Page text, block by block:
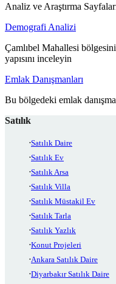
Analiz ve Araştırma
Demografi Analizi
Çamlıbel Mahallesi
yapısını inceleyin
Emlak Danışmanları
Bu bölgedeki emlak
Satılık
Satılık Daire
Satılık Ev
Satılık Arsa
Satılık Villa
Satılık Müstakil Ev
Satılık Tarla
Satılık Yazlık
Konut Projeleri
Ankara Satılık Daire
Diyarbakır Satılık Daire